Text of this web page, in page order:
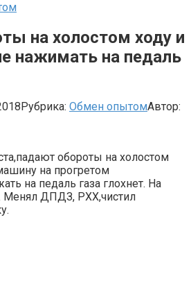
на холостом ходу и
нажимать на педаль
Рубрика: Обмен опытомАвтор:
обороты на холостом
на прогретом
на педаль газа глохнет. На
Менял ДПДЗ, РХХ,чистил